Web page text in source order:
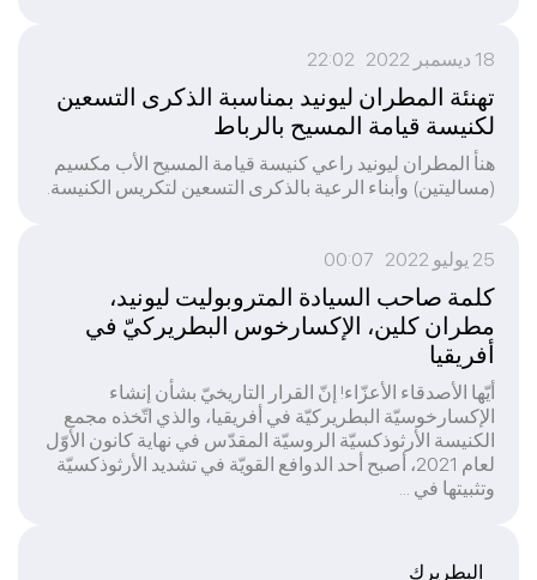
البطريرك
18 ديسمبر 2022 22:02
تهنئة المطران ليونيد بمناسبة الذكرى التسعين
لكنيسة قيامة المسيح بالرباط
هنأ المطران ليونيد راعي كنيسة قيامة المسيح الأب مكسيم
(مساليتين) وأبناء الرعية بالذكرى التسعين لتكريس الكنيسة.
25 يوليو 2022 00:07
كلمة صاحب السيادة المتروبوليت ليونيد،
مطران كلين، الإكسارخوس البطريركيّ في
أفريقيا
أيّها الأصدقاء الأعزّاء! إنّ القرار التاريخيّ بشأن إنشاء
الإكسارخوسيّة البطريركيّة في أفريقيا، والذي اتّخذه مجمع
الكنيسة الأرثوذكسيّة الروسيّة المقدّس في نهاية كانون الأوّل
لعام 2021، أصبح أحد الدوافع القويّة في تشديد الأرثوذكسيّة
وتثبيتها في ...